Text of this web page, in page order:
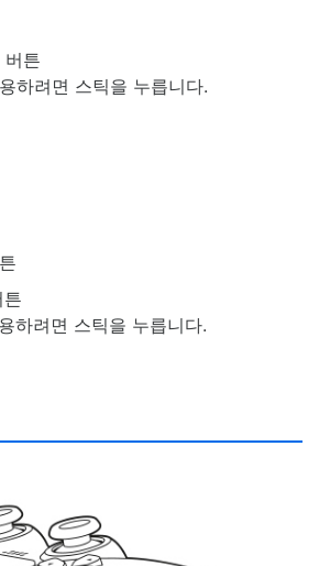
버튼
하려면 스틱을 누릅니다.
하려면 스틱을 누릅니다.